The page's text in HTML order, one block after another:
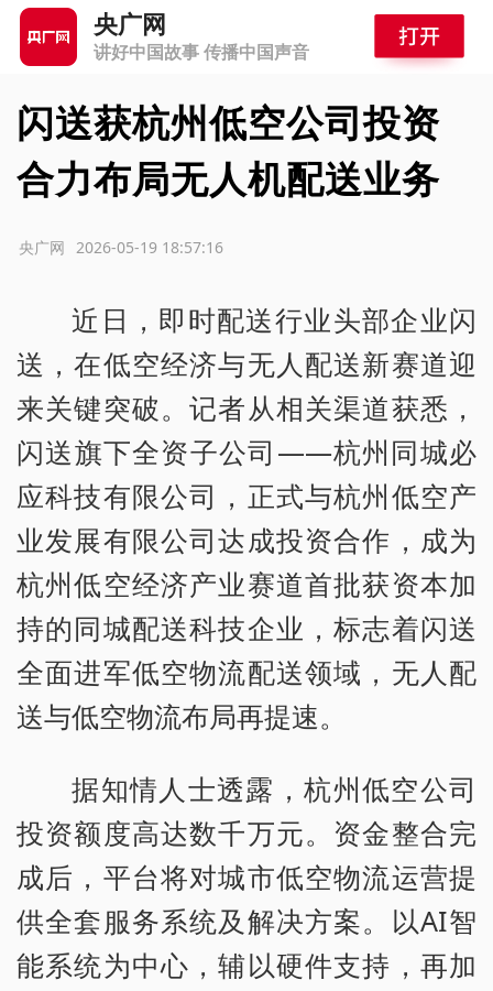
央广网
讲好中国故事 传播中国声音
闪送获杭州低空公司投资
合力布局无人机配送业务
2026-05-19 18:57:16
央广网
近日，即时配送行业头部企业闪
送，在低空经济与无人配送新赛道迎
来关键突破。记者从相关渠道获悉，
闪送旗下全资子公司——杭州同城必
应科技有限公司，正式与杭州低空产
业发展有限公司达成投资合作，成为
杭州低空经济产业赛道首批获资本加
持的同城配送科技企业，标志着闪送
全面进军低空物流配送领域，无人配
送与低空物流布局再提速。
据知情人士透露，杭州低空公司
投资额度高达数千万元。资金整合完
成后，平台将对城市低空物流运营提
供全套服务系统及解决方案。以AI智
能系统为中心，辅以硬件支持，再加